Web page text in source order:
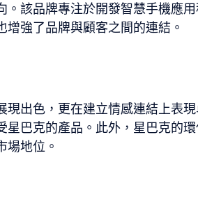
該品牌專注於開發智慧手機應
強了品牌與顧客之間的連結。
出色，更在建立情感連結上表
巴克的產品。此外，星巴克的
場地位。